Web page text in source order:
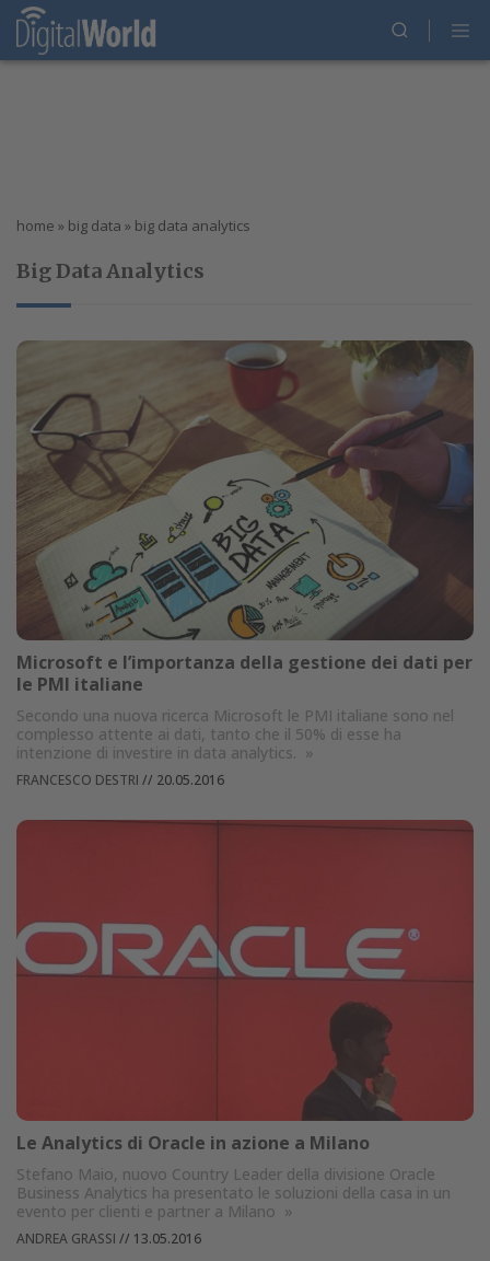
home » big data » big data analytics
Big Data Analytics
Microsoft e l’importanza della gestione dei dati per
le PMI italiane
Secondo una nuova ricerca Microsoft le PMI italiane sono nel
complesso attente ai dati, tanto che il 50% di esse ha
intenzione di investire in data analytics. »
FRANCESCO DESTRI // 20.05.2016
Le Analytics di Oracle in azione a Milano
Stefano Maio, nuovo Country Leader della divisione Oracle
Business Analytics ha presentato le soluzioni della casa in un
evento per clienti e partner a Milano »
ANDREA GRASSI // 13.05.2016